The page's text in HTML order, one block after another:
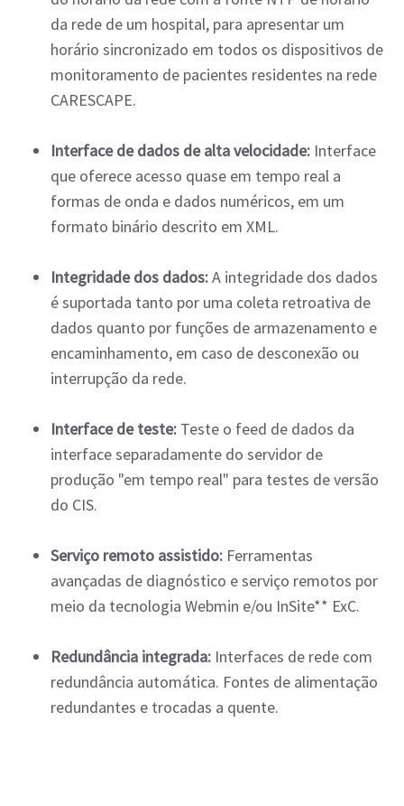
da rede de um hospital, para apresentar um
horário sincronizado em todos os dispositivos de
monitoramento de pacientes residentes na rede
CARESCAPE.
Interface de dados de alta velocidade: Interface
que oferece acesso quase em tempo real a
formas de onda e dados numéricos, em um
formato binário descrito em XML.
Integridade dos dados:A integridade dos dados
é suportada tanto por uma coleta retroativa de
dados quanto por funções de armazenamento e
encaminhamento, em caso de desconexão ou
interrupção da rede.
Interface de teste: Teste o feed de dados da
interface separadamente do servidor de
produção "em tempo real" para testes de versão
do CIS.
Serviço remoto assistido: Ferramentas
avançadas de diagnóstico e serviço remotos por
meio da tecnologia Webmin e/ou InSite** ExC.
Redundância integrada: Interfaces de rede com
redundância automática. Fontes de alimentação
redundantes e trocadas a quente.